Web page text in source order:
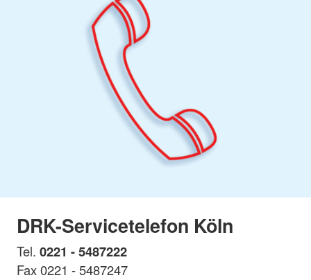
DRK-Servicetelefon Köln
Tel. 0221 - 5487222
Fax 0221 - 5487247